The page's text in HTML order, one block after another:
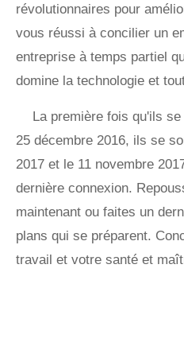
révolutionnaires pour
vous réussi à concilier un
entreprise à temps partiel
domine la technologie et
La première fois qu'ils
25 décembre 2016, ils se
2017 et le 11 novembre
dernière connexion.
maintenant ou faites un
plans qui se préparent.
travail et votre santé et